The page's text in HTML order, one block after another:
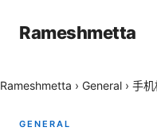
Rameshmetta
Rameshmetta › General › 手
GENERAL